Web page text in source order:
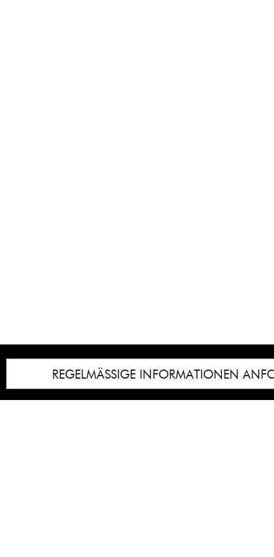
REGELMÄSSIGE INFORMATIONEN